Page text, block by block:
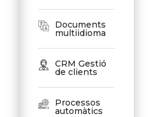
Documents
multiidioma
CRM Gestió
de clients
Processos
automàtics